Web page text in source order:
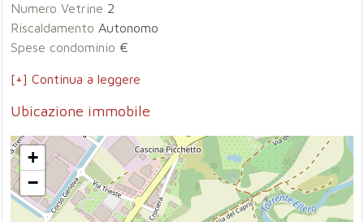
Numero Vetrine 2
Riscaldamento Autonomo
Spese condominio €
[+] Continua a leggere
Ubicazione immobile
+
−